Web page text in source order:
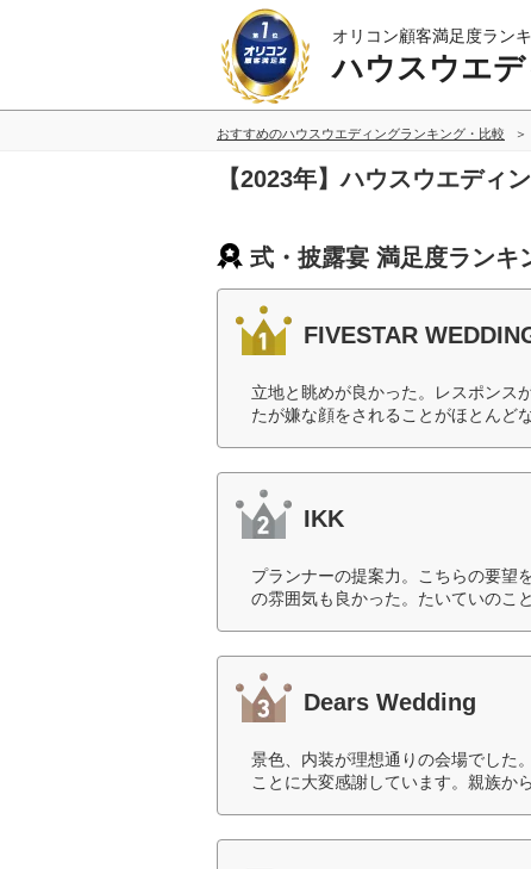
オリコン顧客満足度ラン
ハウスウエ
おすすめのハウスウエディングランキング・比較
【2023年】ハウスウエディ
式・披露宴 満足度ランキ
FIVESTAR
立地と眺めが良かった。レスポンス
たが嫌な顔をされることがほとんど
IKK
プランナーの提案力。こちらの要望
の雰囲気も良かった。たいていのこ
Dears Wedding
景色、内装が理想通りの会場でした
ことに大変感謝しています。親族か